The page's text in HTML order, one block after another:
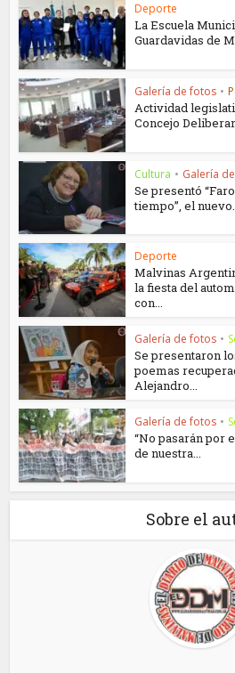
Deporte
La Escuela
Guardavidas de
Galería de fotos •
Actividad
Concejo
Cultura • Galería
Se presentó
tiempo”, el
Deporte
Malvinas
la fiesta del
con...
Galería de fotos •
Se presentaron
poemas
Alejandro...
Galería de fotos •
“No pasarán por
de nuestra...
Sobre el